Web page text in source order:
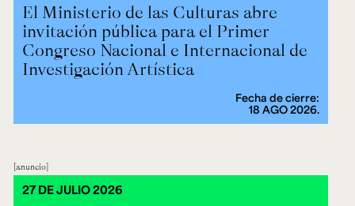
El Ministerio de las Culturas abre
invitación pública para el Primer
Congreso Nacional e Internacional de
Investigación Artística
Fecha de cierre:
18 AGO 2026.
anuncio
27 DE JULIO 2026